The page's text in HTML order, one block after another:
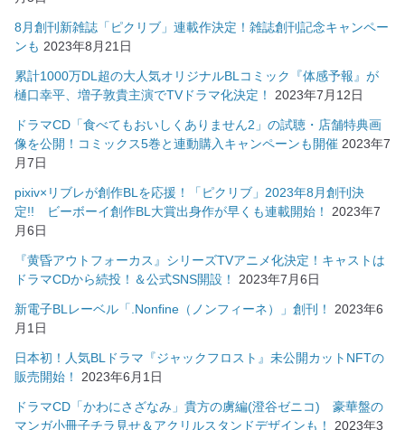
8月創刊新雑誌「ピクリブ」連載作決定！雑誌創刊記念キャンペー
ンも 2023年8月21日
累計1000万DL超の大人気オリジナルBLコミック『体感予報』が
樋口幸平、増子敦貴主演でTVドラマ化決定！
2023年7月12日
ドラマCD「食べてもおいしくありません2」の試聴・店舗特典画
像を公開！コミックス5巻と連動購入キャンペーンも開催 2023年7
月7日
pixiv×リブレが創作BLを応援！「ピクリブ」2023年8月創刊決
定!! ビーボーイ創作BL大賞出身作が早くも連載開始！
2023年7
月6日
『黄昏アウトフォーカス』シリーズTVアニメ化決定！キャストは
ドラマCDから続投！＆公式SNS開設！
2023年7月6日
新電子BLレーベル「.Nonfine（ノンフィーネ）」創刊！
2023年6
月1日
日本初！人気BLドラマ『ジャックフロスト』未公開カットNFTの
販売開始！
2023年6月1日
ドラマCD「かわにさざなみ」貴方の虜編(澄谷ゼニコ) 豪華盤の
マンガ小冊子チラ見せ＆アクリルスタンドデザインも！
2023年3